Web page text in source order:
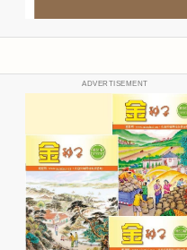
ADVERTISEMENT